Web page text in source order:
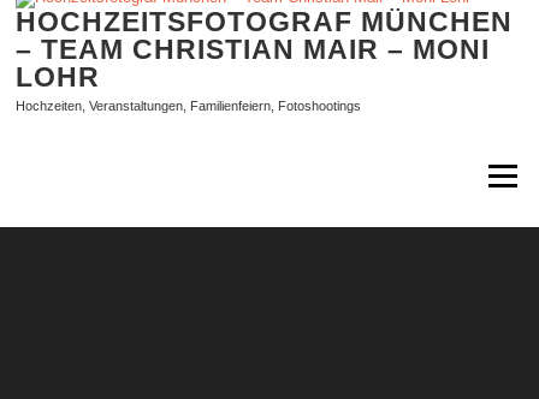
Zum
springen
HOCHZEITSFOTOGRAF MÜNCHEN
– TEAM CHRISTIAN MAIR – MONI
LOHR
Hochzeiten, Veranstaltungen, Familienfeiern, Fotoshootings
Menü